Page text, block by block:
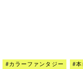
#カラーファンタジー #本